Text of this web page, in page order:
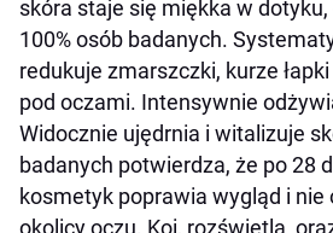
skóra staje się miękka w
100% osób badanych.
redukuje zmarszczki, kurze
pod oczami. Intensywnie
Widocznie ujędrnia i witalizuje
badanych potwierdza, że po 28
kosmetyk poprawia wygląd i nie
okolicy oczu. Koi, rozświetla